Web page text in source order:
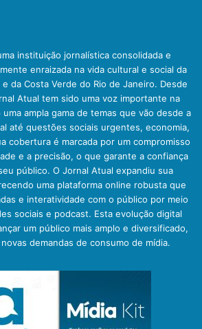
instituição jornalística consolidada e
enraizada na vida cultural e social da
da Costa Verde do Rio de Janeiro. Desde
Atual tem sido uma voz importante na
ampla gama de temas que vão desde a
até questões sociais urgentes, economia,
cobertura é marcada por um compromisso
e a precisão, o que garante a confiança
público. O Jornal Atual expandiu sua
uma plataforma online robusta que
e interatividade com o público por meio
sociais e podcast. Esta evolução digital
um público mais amplo e diversificado,
demandas de consumo de mídia.